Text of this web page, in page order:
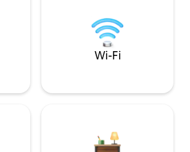
Wi-Fi